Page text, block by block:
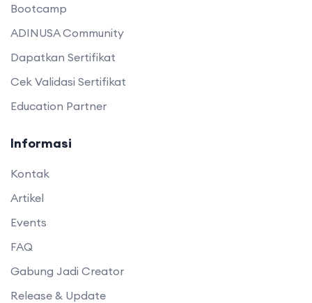
Bootcamp
ADINUSA Community
Dapatkan Sertifikat
Cek Validasi Sertifikat
Education Partner
Informasi
Kontak
Artikel
Events
FAQ
Gabung Jadi Creator
Release & Update